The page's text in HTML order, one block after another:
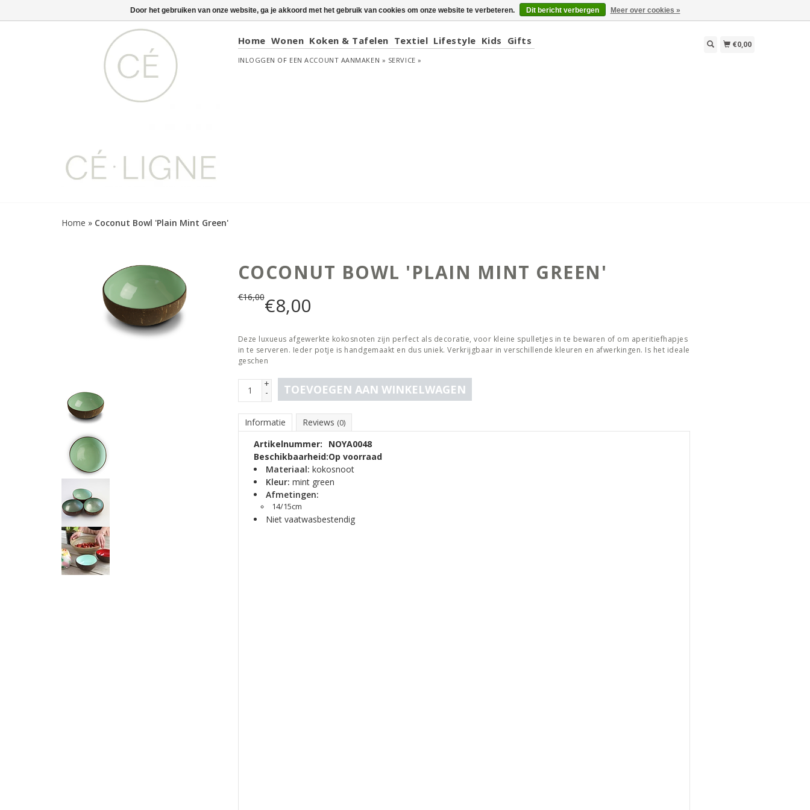
Home Wonen Koken & Tafelen Textiel Lifestyle Kids Gifts
INLOGGEN OF EEN ACCOUNT AANMAKEN » SERVICE »
€0,00
Home » Coconut Bowl 'Plain Mint Green'
COCONUT BOWL 'PLAIN MINT GREEN'
€16,00€8,00
Deze luxueus afgewerkte kokosnoten zijn perfect als decoratie, voor kleine spulletjes in te bewaren of om aperitiefhapjes
in te serveren. Ieder potje is handgemaakt en dus uniek. Verkrijgbaar in verschillende kleuren en afwerkingen. Is het ideale
geschen
+
- TOEVOEGEN AAN WINKELWAGEN
Informatie Reviews (0)
Artikelnummer:
NOYA0048
Beschikbaarheid:Op voorraad
Materiaal: kokosnoot
Kleur: mint green
Afmetingen:
14/15cm
Niet vaatwasbestendig
Door het gebruiken van onze website, ga je akkoord met het gebruik van cookies om onze website te verbeteren. Dit bericht verbergen Meer over cookies »